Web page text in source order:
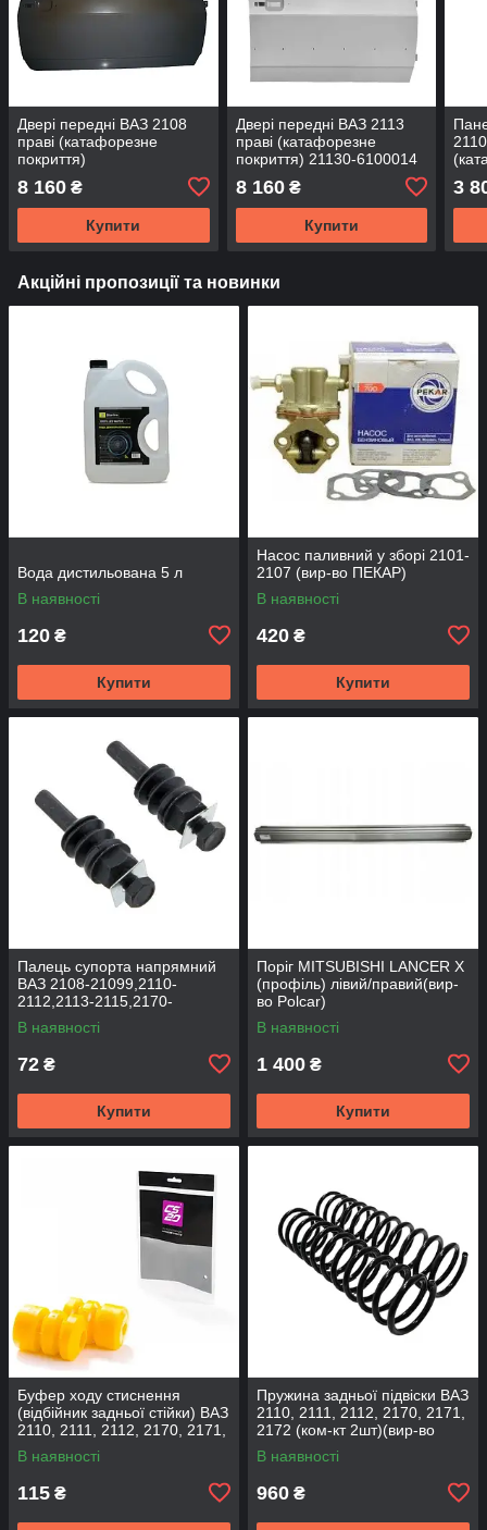
Двері передні ВАЗ 2108
праві (катафорезне
покриття)
8 160 ₴
Купити
Двері передні ВАЗ 2113
праві (катафорезне
покриття) 21130-6100014
8 160₴
Купити
3
Акційні пропозиції та новинки
Вода дистильована 5 л
В наявності
120 ₴
Купити
Насос паливний у зборі 2101-
2107 (вир-во ПЕКАР)
В наявності
420 ₴
Купити
Палець супорта напрямний
ВАЗ 2108-21099,2110-
2112,2113-2115,2170-
2172,2190, 1117-1119 (к-т
2шт) (вир-во BEG-LINE)
В наявності
72 ₴
Купити
Поріг MITSUBISHI LANCER Х
(профіль) лівий/правий(вир-
во Polcar)
В наявності
1 400 ₴
Купити
Буфер ходу стиснення
(відбійник задньої стійки) ВАЗ
2110, 2111, 2112, 2170, 2171,
2172 (2шт) (вир-во CS-20
В наявності
115 ₴
Пружина задньої підвіски ВАЗ
2110, 2111, 2112, 2170, 2171,
2172 (ком-кт 2шт)(вир-во
SKADI)
В наявності
960 ₴